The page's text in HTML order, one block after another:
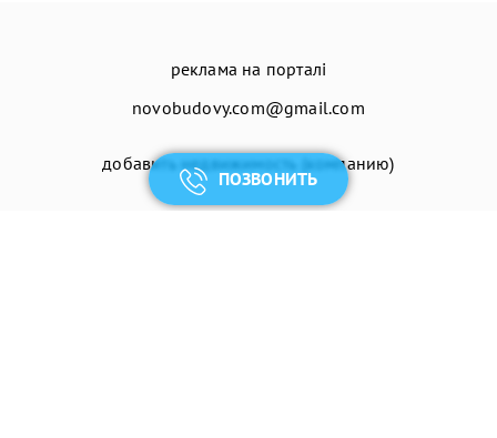
ПОЗВОНИТЬ
реклама на порталі
novobudovy.com@gmail.com
добавить недвижимость (компанию)